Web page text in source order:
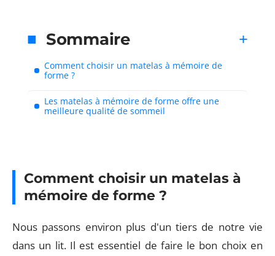
Sommaire
Comment choisir un matelas à mémoire de
forme ?
Les matelas à mémoire de forme offre une
meilleure qualité de sommeil
Comment choisir un matelas à
mémoire de forme ?
Nous passons environ plus d'un tiers de notre vie
dans un lit. Il est essentiel de faire le bon choix en